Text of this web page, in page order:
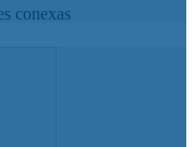
conexas